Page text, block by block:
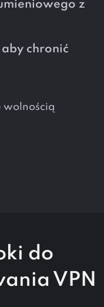
z
chronić
wolnością
do
VPN